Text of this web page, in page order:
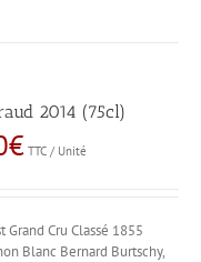
2014 (75cl)
€ TTC / Unité
Grand Cru Classé 1855
Blanc Bernard Burtschy,